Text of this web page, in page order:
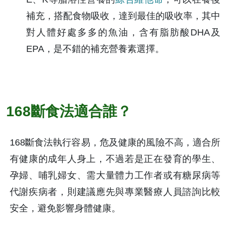
補充，搭配食物吸收，達到最佳的吸收率，其中
對人體好處多多的魚油，含有脂肪酸DHA及
EPA，是不錯的補充營養素選擇。
168斷食法適合誰？
168斷食法執行容易，危及健康的風險不高，適合所
有健康的成年人身上，不過若是正在發育的學生、
孕婦、哺乳婦女、需大量體力工作者或有糖尿病等
代謝疾病者，則建議應先與專業醫療人員諮詢比較
安全，避免影響身體健康。